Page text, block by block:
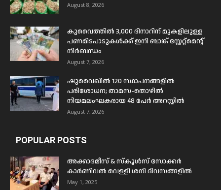
August 8, 2026
കുവൈത്തിൽ 3,000 ദിനാറിന് മുകളിലുള്ള
പണമിടപാടുകൾക്ക് ഇനി ബാങ്ക് സ്റ്റേറ്റ്മെന്റ്
നിർബന്ധം
August 7, 2026
ഷുവൈഖിൽ 120 സ്ഥാപനങ്ങളിൽ
പരിശോധന; താമസ-തൊഴിൽ
നിയമലംഘകരായ 48 പേർ അറസ്റ്റിൽ
August 7, 2026
POPULAR POSTS
അക്കാദമീസ് & സ്കൂൾസ് സോക്കർ
കാർണിവൽ വെള്ളി ശനി ദിവസങ്ങളിൽ
May 1, 2025